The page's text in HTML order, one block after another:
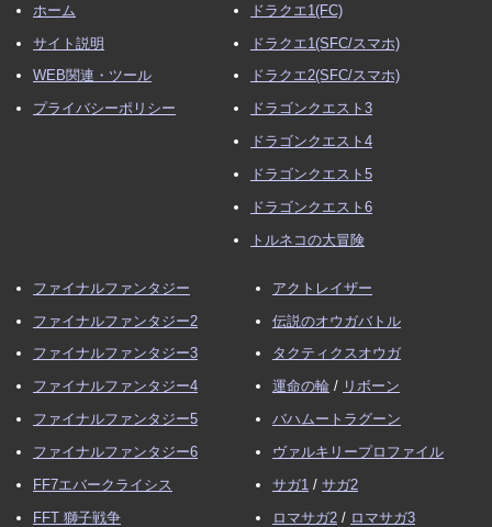
ホーム
サイト説明
WEB関連・ツール
プライバシーポリシー
ドラクエ1(FC)
ドラクエ1(SFC/スマホ)
ドラクエ2(SFC/スマホ)
ドラゴンクエスト3
ドラゴンクエスト4
ドラゴンクエスト5
ドラゴンクエスト6
トルネコの大冒険
ファイナルファンタジー
ファイナルファンタジー2
ファイナルファンタジー3
ファイナルファンタジー4
ファイナルファンタジー5
ファイナルファンタジー6
FF7エバークライシス
FFT 獅子戦争
アクトレイザー
伝説のオウガバトル
タクティクスオウガ
運命の輪 / リボーン
バハムートラグーン
ヴァルキリープロファイル
サガ1 / サガ2
ロマサガ2 / ロマサガ3